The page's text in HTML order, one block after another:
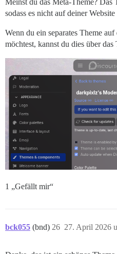
Meinst du das Meta-Theme? Das
sodass es nicht auf deiner
Wenn du ein separates Theme
möchtest, kannst du dies über
1 „Gefällt mir“
bck055 (bnd) 27. April 2026
26